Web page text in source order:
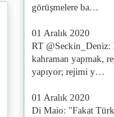
görüşmelere ba…
01 Aralık 2020
RT
kahraman yapmak,
yapıyor; rejimi y…
01 Aralık 2020
Di Maio: "Fakat